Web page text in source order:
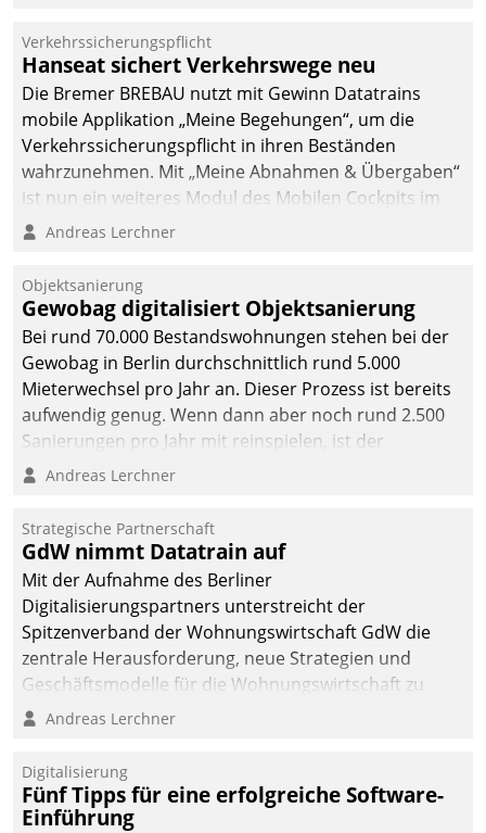
Verkehrssicherungspflicht
Hanseat sichert Verkehrswege neu
Die Bremer BREBAU nutzt mit Gewinn Datatrains
mobile Applikation „Meine Begehungen“, um die
Verkehrssicherungspflicht in ihren Beständen
wahrzunehmen. Mit „Meine Abnahmen & Übergaben“
ist nun ein weiteres Modul des Mobilen Cockpits im
Einsatz.
Andreas Lerchner
Objektsanierung
Gewobag digitalisiert Objektsanierung
Bei rund 70.000 Bestandswohnungen stehen bei der
Gewobag in Berlin durchschnittlich rund 5.000
Mieterwechsel pro Jahr an. Dieser Prozess ist bereits
aufwendig genug. Wenn dann aber noch rund 2.500
Sanierungen pro Jahr mit reinspielen, ist der
Betreuungs- und Organisationsaufwand immens. Im
kommunale Wohnungsbauunternehmen daher
gemeinsam mit der Berliner Datatrain GmbH den
Teilprozess der Objektsanierung digitalisiert.
Andreas Lerchner
Strategische Partnerschaft
GdW nimmt Datatrain auf
Mit der Aufnahme des Berliner
Digitalisierungspartners unterstreicht der
Spitzenverband der Wohnungswirtschaft GdW die
zentrale Herausforderung, neue Strategien und
Geschäftsmodelle für die Wohnungswirtschaft zu
entwickeln.
Andreas Lerchner
Digitalisierung
Fünf Tipps für eine erfolgreiche Software-
Einführung